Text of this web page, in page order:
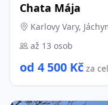
Chata Mája
Karlovy Vary,
až 13 osob
od 4 500 Kč za